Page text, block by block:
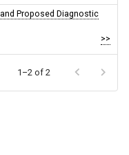
Proposed Diagnostic
>>
1–2 of 2